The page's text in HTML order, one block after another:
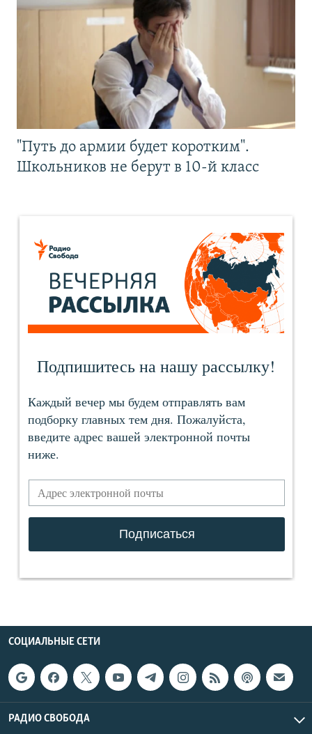
"Путь до армии будет коротким".
Школьников не берут в 10-й класс
СОЦИАЛЬНЫЕ СЕТИ
РАДИО СВОБОДА